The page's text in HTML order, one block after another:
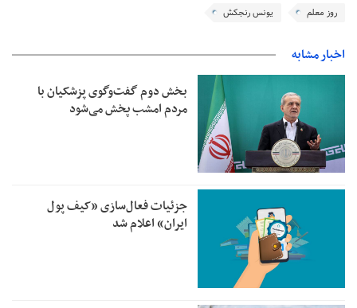
روز معلم یونس رنجکش
اخبار مشابه
بخش دوم گفت‌وگوی پزشکیان با
مردم امشب پخش می‌شود
جزئیات فعال‌سازی «کیف پول
ایران» اعلام شد